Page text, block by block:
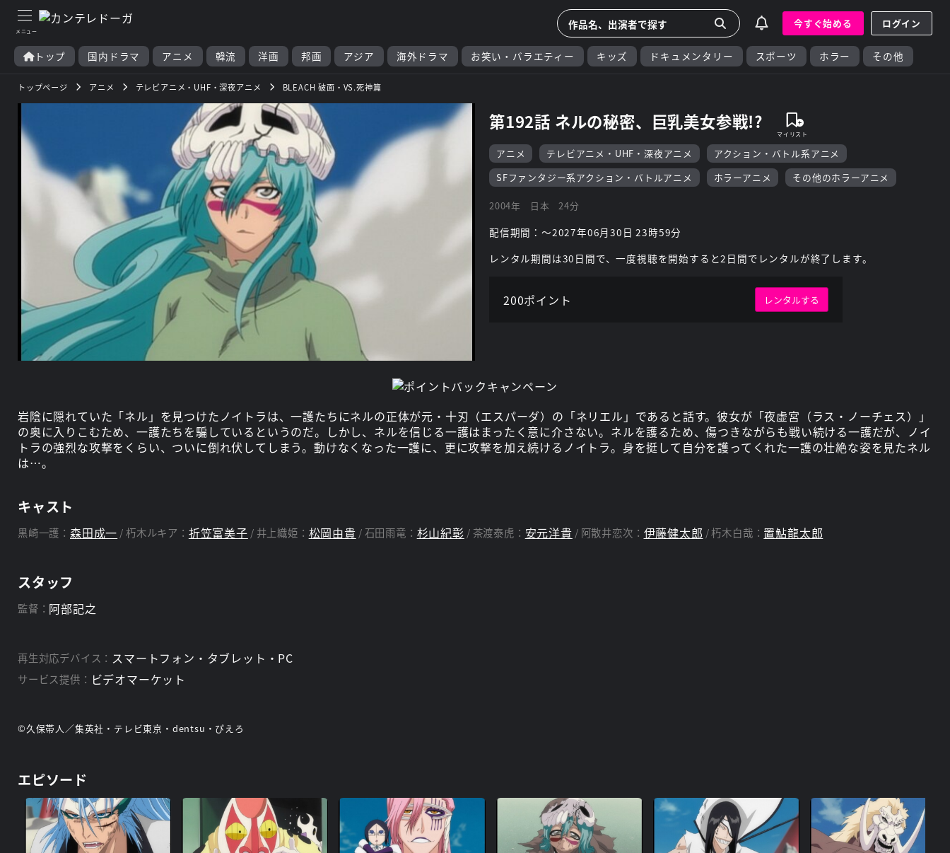
今すぐ始める ログイン
トップ 国内ドラマ アニメ 韓流 洋画 邦画 アジア 海外ドラマ お笑い・バラエティー キッズ ドキュメンタリー スポーツ ホラー その他
トップページ アニメ テレビアニメ・UHF・深夜アニメ BLEACH 破面・VS.死神篇
第192話 ネルの秘密、巨乳美女参戦!?
アニメ テレビアニメ・UHF・深夜アニメ
アクション・バトル系アニメ
SFファンタジー系アクション・バトルアニメ
ホラーアニメ その他のホラーアニメ
2004年 日本 24分
配信期間：～2027年06月30日 23時59分
レンタル期間は30日間で、一度視聴を開始すると2日間でレンタルが終了します。
200ポイント レンタルする
岩陰に隠れていた「ネル」を見つけたノイトラは、一護たちにネルの正体が元・十刃（エスパーダ）の「ネリエル」であると話す。彼女が「夜虚宮（ラス・ノーチェス）」
の奥に入りこむため、一護たちを騙しているというのだ。しかし、ネルを信じる一護はまったく意に介さない。ネルを護るため、傷つきながらも戦い続ける一護だが、ノイ
トラの強烈な攻撃をくらい、ついに倒れ伏してしまう。動けなくなった一護に、更に攻撃を加え続けるノイトラ。身を挺して自分を護ってくれた一護の壮絶な姿を見たネル
は…。
キャスト
黒崎一護： 森田成一 朽木ルキア： 折笠富美子 井上織姫： 松岡由貴 石田雨竜： 杉山紀彰 茶渡泰虎： 安元洋貴 阿散井恋次： 伊藤健太郎 朽木白哉： 置鮎龍太郎
スタッフ
監督： 阿部記之
再生対応デバイス： スマートフォン・タブレット・PC
サービス提供： ビデオマーケット
©久保帯人／集英社・テレビ東京・dentsu・ぴえろ
エピソード